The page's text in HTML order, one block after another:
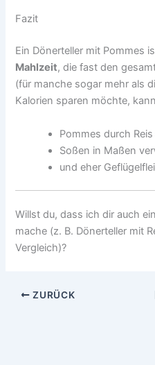
Fazit
Ein Dönerteller mit Pommes
Mahlzeit, die fast den
(für manche sogar mehr als
Kalorien sparen möchte,
Pommes durch
Soßen in Maßen
und eher
Willst du, dass ich dir auch
mache (z. B. Dönerteller mit
Vergleich)?
ZURÜCK